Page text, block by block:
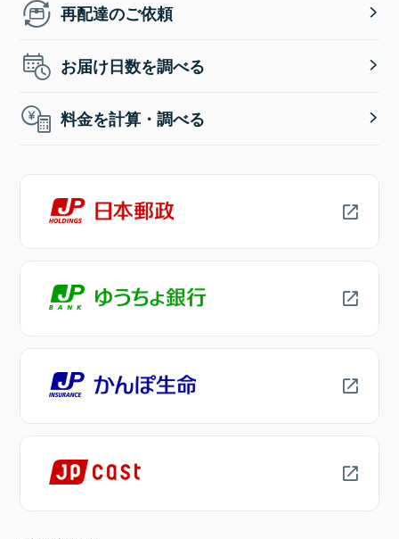
再配達のご依頼
お届け日数を調べる
料金を計算・調べる